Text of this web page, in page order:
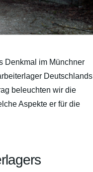
Denkmal im Münchner
Deutschlands
beleuchten wir die
Aspekte er für die